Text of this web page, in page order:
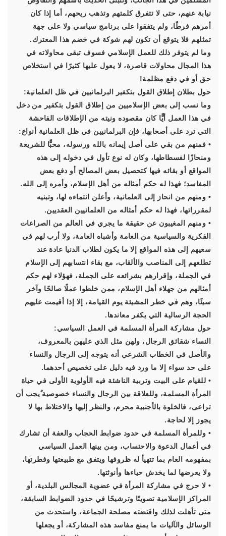
نيابة عنهم، حتى لا تتفرق كلمتهم وتذهب ريحهم، أما إذا كان
أمرهم فرطًا، ولم يتفقوا على برنامج سياسي ولا على جهة
تمثلهم فلا يتوقع أن تكون لهم شوكة في خضم هذا المعترك.
وما لم يتوفر ذلك للعمل الإسلامي فسوف تبقى محاولاته في
هذا المجال محاولات قاصرة، لا يعول عليها كثيرًا في استخلاص
حق أو في دفع مظلمة!
حول بطلان إطلاق القول بتكفير البرلمانيين في ظل العلمانية:
وما نسب إلى بعض الإسلاميين من إطلاق القول بتكفير من دخل
في هذا العمل أيًّا كان مقصوده ونيته من الإطلاقات الفاحشة
التي ترد على أصحابها، فإن البرلمانيين في ظل العلمانية أنواع:
• فمنهم من بقي على أصل إيمانه بالله ورسوله، محبًّا للشريعة
ومنحازًا لفسطاطها، وكان له نوع تأول في دخوله إلى هذه
المواقع أو بقائه فيها كتحصيل بعض المصالح أو دفع بعض
المفاسد؛ فهذا له حكم أمثاله من أهل الإسلام، وأمره إلى الله.
• ومنهم من انحاز إلى العلمانية، وأعلن انتماءه لها، وتبنيه
لمقرراتها، فهذا له حكم أمثاله من العلمانيين العقديين.
• ومنهم المغيبون عن حقيقة ما يجري في العالم من الصراعات
الفكرية والسياسية من العامة وأشباه العامة، ولا أرب لهم في
سعيهم إلى هذه المواقع إلا ما يكون لطلاب الدنيا عادة عند
تطلعهم إلى المناصب والألقاب، مع بقاء انتسابهم إلى الإسلام
في الجملة، وإقرارهم بشرائعه على الجملة، فهؤلاء لهم حكم
أمثالهم من جهلاء أهل الإسلام، ممن خلطوا عملًا صالحًا وآخر
سيئًا، وهم في خطر المشيئة يوم القيامة، إلا إذا أقيمت عليهم
الحجة الرسالية التي يكفر معاندها.
حول مشاركة المرأة المسلمة في العمل السياسي:
النساء شقائق الرجال، ولهن مثل الذي عليهن بالمعروف،
والأصل في الخطاب الشرعي أنه يتوجه إلى الرجال والنساء
على حد سواء إلا ما ورد فيه دليل على تخصيص أحدهما.
• للقيام على البيت وتربية الناشئة فيه الأولوية الأولى في حياة
المرأة المسلمة، وللعلاقة بين الرجال والنساء خصوصية ٌيجب أن
تراعى، فالخلوة بالأجنبية محرم، والنظر إليها والاختلاط بها لا
يجوز إلا لحاجة.
• وللمرأة المسلمة في حدود ضوابط الحجاب والعفة أن تشارك
في أعمال الدعوة والاحتساب، ومن بينها العمل السياسي
بمفهومه العام بما تتهيأ له ظروفها ويتفق مع طبيعتها وفطرتها،
ولا يعرضها لما يخدش حياءها وأنوثتها.
• لا حرج في مشاركة المرأة في عضوية المجالس البلدية، أو
المراكز الإسلامية تصويتًا وترشيحًا في حدود الضوابط السابقة،
متى تأهلت لذلك واقتضته مصلحة الجماعة، واستحدث من
الوسائل والآليات ما يمنع مفاسد هذه المشاركة، أو يجعلها